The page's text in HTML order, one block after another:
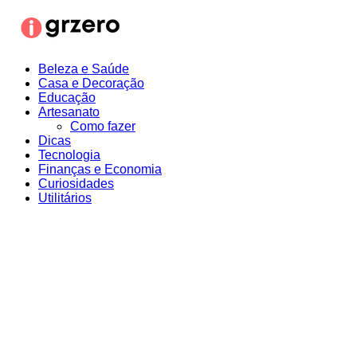
para
Beleza e Saúde
Casa e Decoração
Educação
Artesanato
Como fazer
Dicas
Tecnologia
Finanças e Economia
Curiosidades
Utilitários